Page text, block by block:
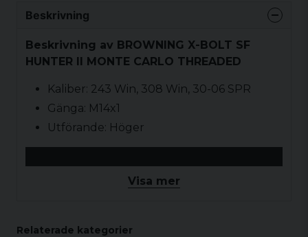
Beskrivning
Beskrivning av BROWNING X-BOLT SF
HUNTER II MONTE CARLO THREADED
Kaliber: 243 Win, 308 Win, 30-06 SPR
Gänga: M14x1
Utförande: Höger
Visa mer
Relaterade kategorier